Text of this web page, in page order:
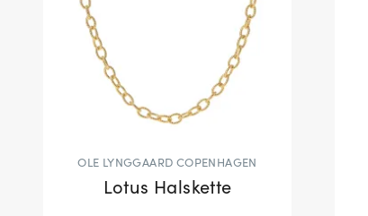
OLE LYNGGAARD COPENHAGEN
Lotus Halskette